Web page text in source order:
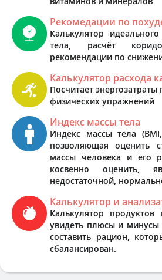
Рекомедации по
Калькулятор
тела, расчёт
рекомендации по
Калькулятор расхода
Посчитает
физических упражнений
Индекс массы тела
Индекс массы тела
позволяющая оценить
массы человека и его
косвенно оценить,
недостаточной,
Калькулятор и
Калькулятор
увидеть плюсы и
составить рацион,
сбалансирован.